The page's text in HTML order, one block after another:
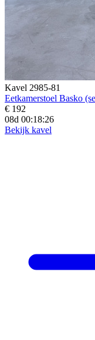
Kavel 2985-81
Eetkamerstoel Basko
€ 192
08d 00:18:25
Bekijk kavel